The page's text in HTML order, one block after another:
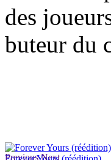
des
buteur du
Previous Next